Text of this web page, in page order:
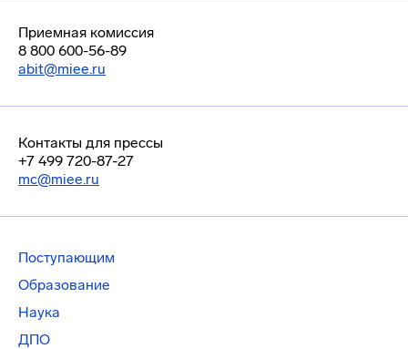
Приемная комиссия
8 800 600-56-89
abit@miee.ru
Контакты для прессы
+7 499 720-87-27
mc@miee.ru
Поступающим
Образование
Наука
ДПО